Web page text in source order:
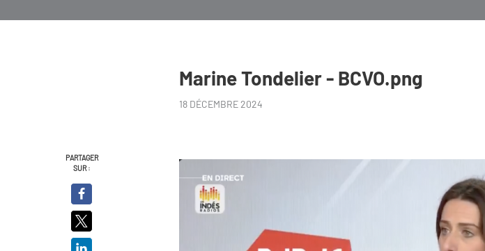
Marine Tondelier - BCVO.png
18 DÉCEMBRE 2024
PARTAGER
SUR :